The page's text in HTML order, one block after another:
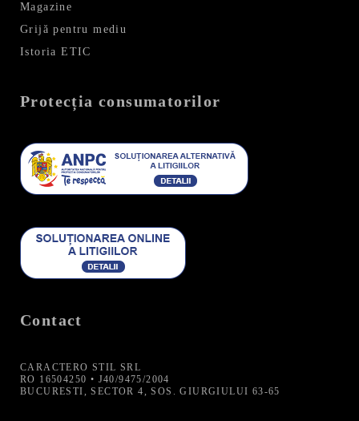
Magazine
Grijă pentru mediu
Istoria ETIC
Protecția consumatorilor
Contact
CARACTERO STIL SRL
RO 16504250 • J40/9475/2004
BUCURESTI, SECTOR 4, SOS. GIURGIULUI 63-65